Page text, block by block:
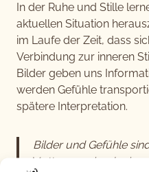
In der Ruhe und Stille
aktuellen Situation
im Laufe der Zeit, dass
Verbindung zur inneren
Bilder geben uns
werden Gefühle
spätere Interpretation.
Bilder und Gefühle
Muttersprache der